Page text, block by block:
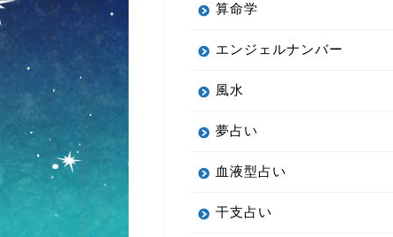
算命学
エンジェルナンバー
風水
夢占い
血液型占い
干支占い